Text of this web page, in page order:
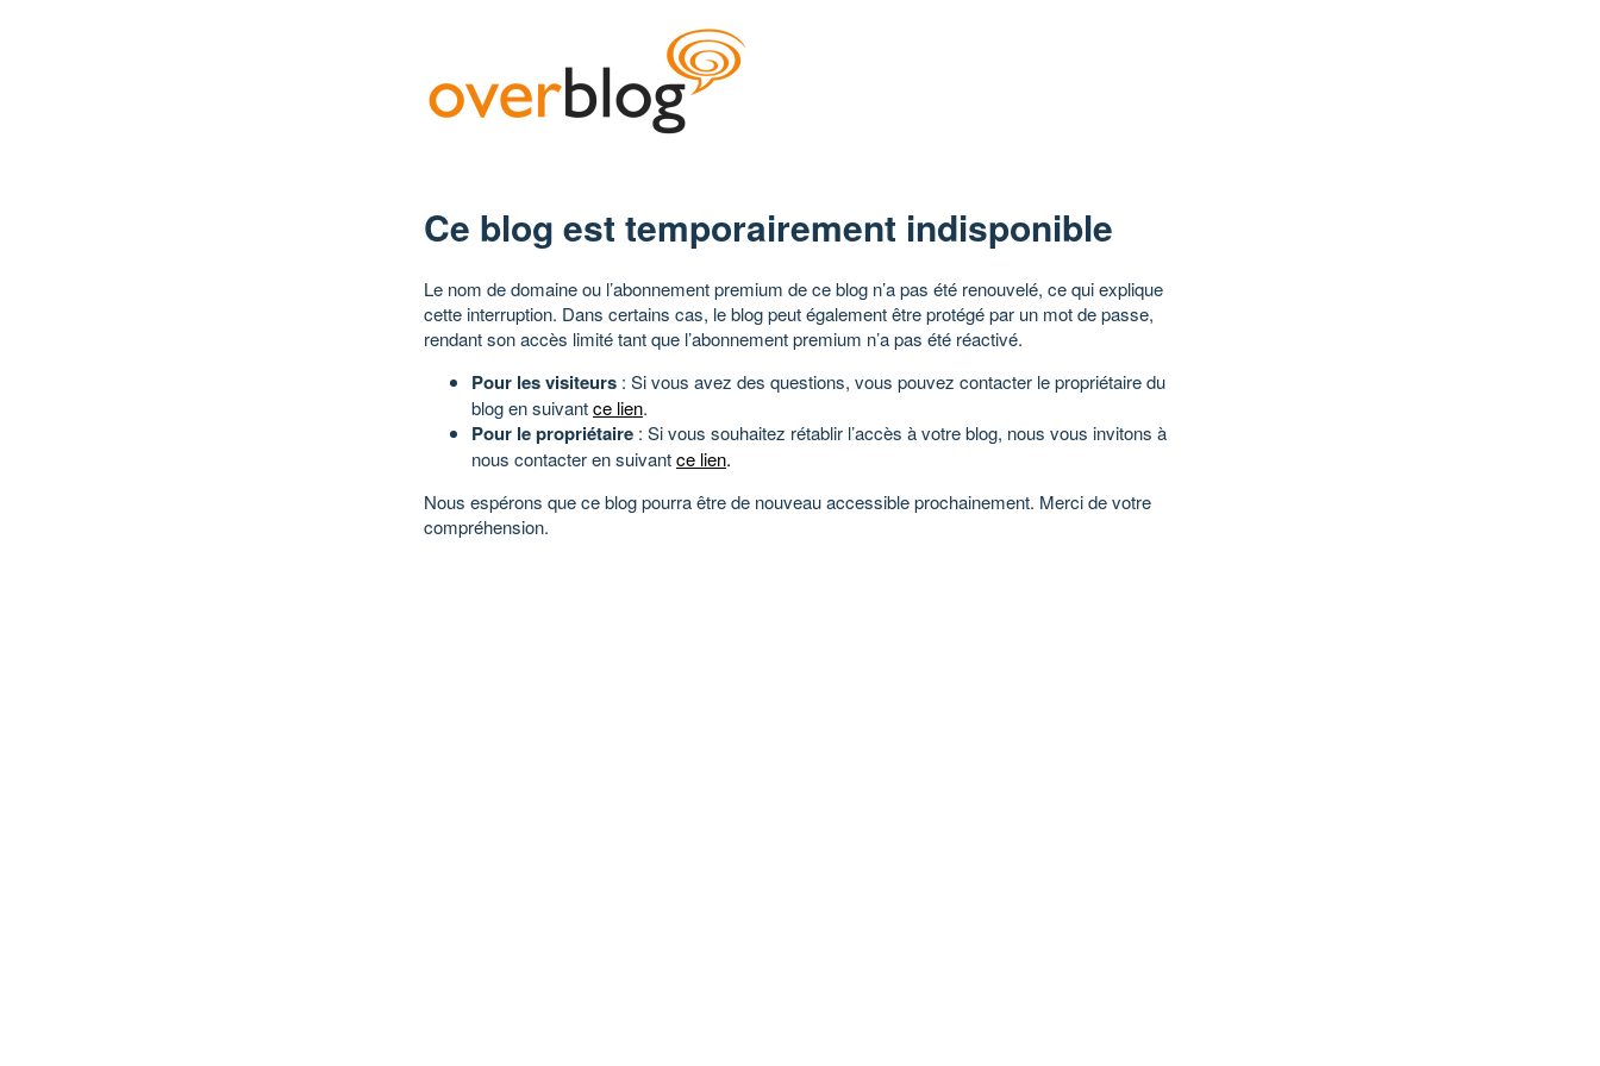
Ce blog est temporairement indisponible
Le nom de domaine ou l’abonnement premium de ce blog n’a pas été renouvelé, ce qui explique
cette interruption. Dans certains cas, le blog peut également être protégé par un mot de passe,
rendant son accès limité tant que l’abonnement premium n’a pas été réactivé.
Pour les visiteurs : Si vous avez des questions, vous pouvez contacter le propriétaire du
blog en suivantce lien.
Pour le propriétaire : Si vous souhaitez rétablir l’accès à votre blog, nous vous invitons à
nous contacter en suivantce lien.
Nous espérons que ce blog pourra être de nouveau accessible prochainement. Merci de votre
compréhension.